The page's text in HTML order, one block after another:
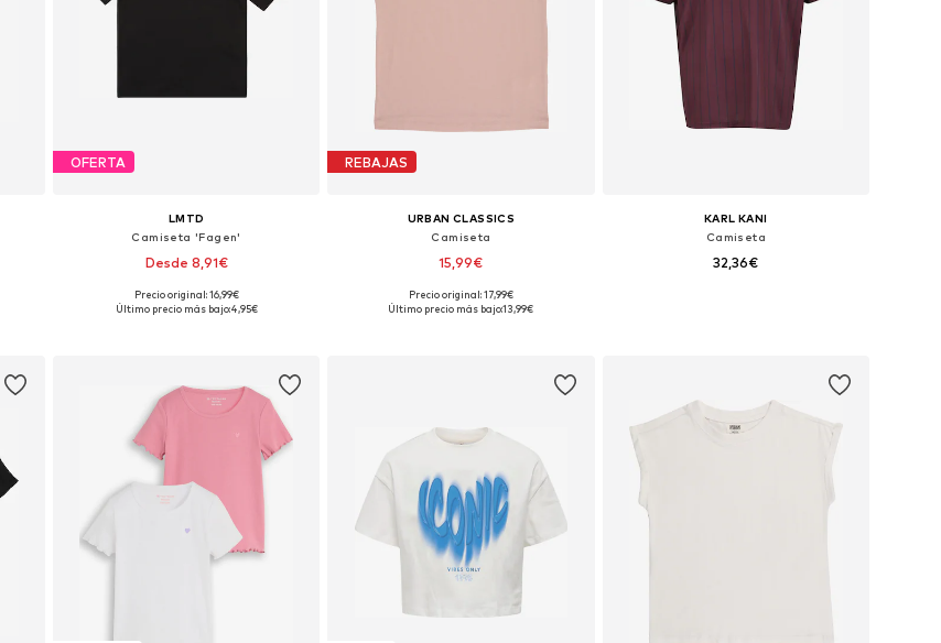
OFERTA
LMTD
Camiseta 'Fagen'
Desde 8,91€
Disponible en muchas tallas
Precio original: 16,99€
Último precio más bajo:4,95€
REBAJAS
URBAN CLASSICS
Camiseta
15,99€
+5
Disponible en muchas tallas
Precio original: 17,99€
Último precio más bajo:13,99€
KARL KANI
Camiseta
32,36€